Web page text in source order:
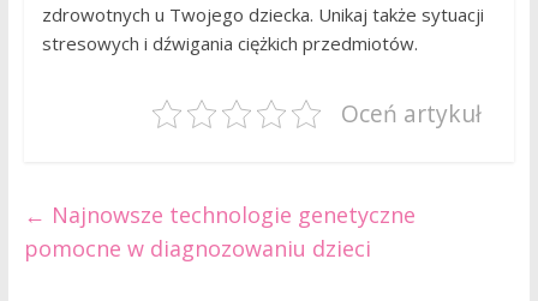
zdrowotnych u Twojego dziecka. Unikaj także sytuacji
stresowych i dźwigania ciężkich przedmiotów.
Oceń artykuł
← Najnowsze technologie genetyczne
pomocne w diagnozowaniu dzieci